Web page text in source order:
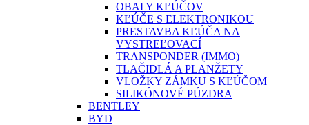
OBALY KĽÚČOV
KĽÚČE S ELEKTRONIKOU
PRESTAVBA KĽÚČA NA
VYSTREĽOVACÍ
TRANSPONDER (IMMO)
TLAČIDLÁ A PLANŽETY
VLOŽKY ZÁMKU S KĽÚČOM
SILIKÓNOVÉ PÚZDRA
BENTLEY
BYD